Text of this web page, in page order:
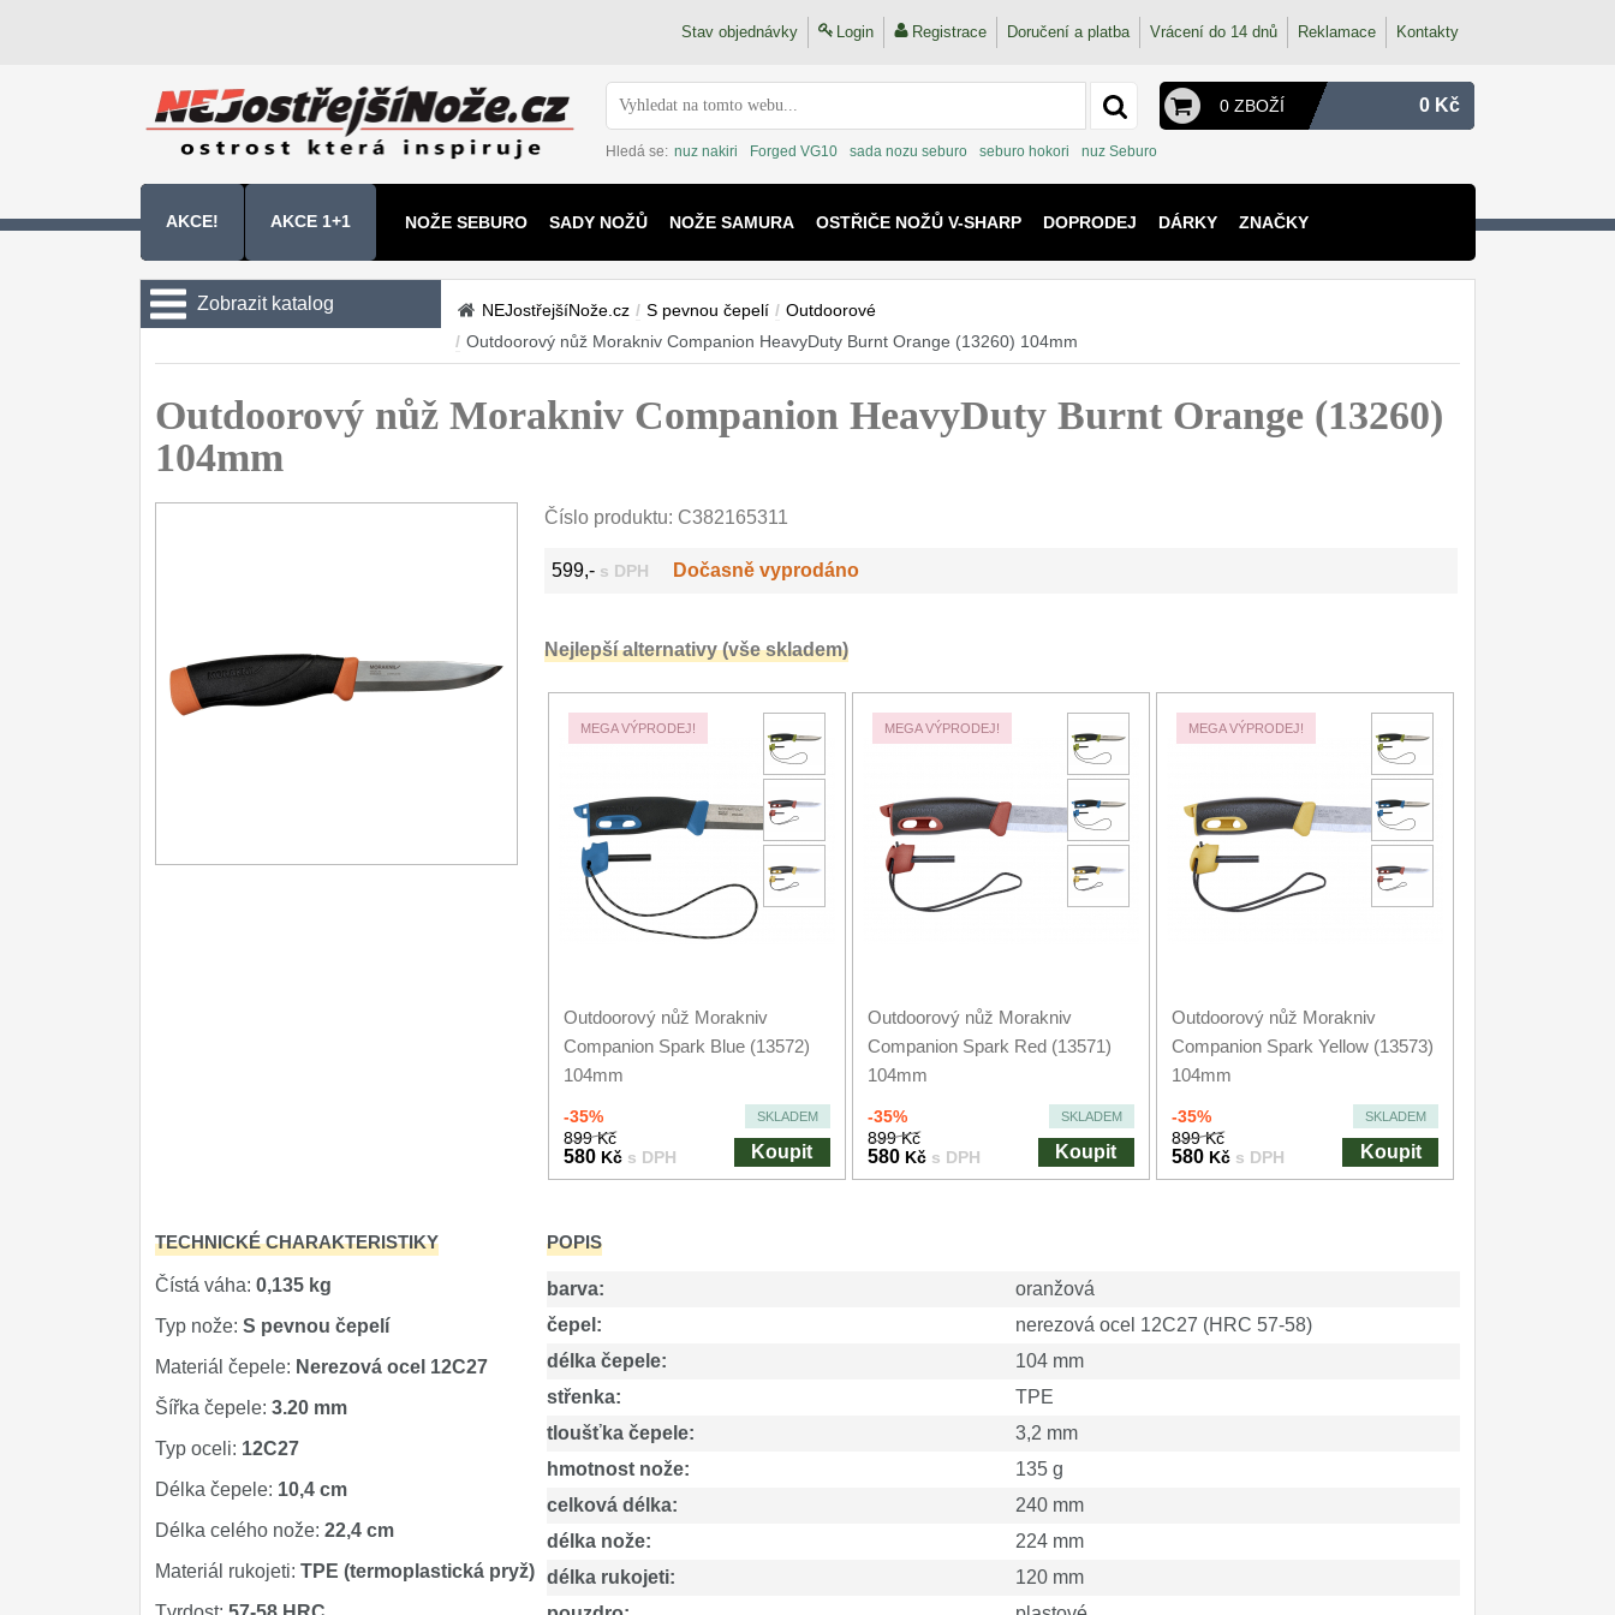
Stav objednávky Login Registrace Doručení a platba Vrácení do 14 dnů Reklamace Kontakty
0 ZBOŽÍ 0 Kč
Hledá se: nuz nakiri Forged VG10 sada nozu seburo seburo hokori nuz Seburo
AKCE! AKCE 1+1 NOŽE SEBURO SADY NOŽŮ NOŽE SAMURA OSTŘIČE NOŽŮ V-SHARP DOPRODEJ DÁRKY ZNAČKY
Zobrazit katalog
Zavírací nože
Nože s pevnou čepelí
Nože SEBURO
NEJostřejšíNože.cz / S pevnou čepelí / Outdoorové
/ Outdoorový nůž Morakniv Companion HeavyDuty Burnt Orange (13260) 104mm
Outdoorový nůž Morakniv Companion HeavyDuty Burnt Orange (13260)
104mm
Číslo produktu: C382165311
599,- s DPH Dočasně vyprodáno
Nejlepší alternativy (vše skladem)
MEGA VÝPRODEJ!
Outdoorový nůž Morakniv
Companion Spark Blue (13572)
104mm
-35% SKLADEM
899 Kč
580 Kč s DPH Koupit
MEGA VÝPRODEJ!
Outdoorový nůž Morakniv
Companion Spark Red (13571)
104mm
-35% SKLADEM
899 Kč
580 Kč s DPH Koupit
MEGA VÝPRODEJ!
Outdoorový nůž Morakniv
Companion Spark Yellow (13573)
104mm
-35% SKLADEM
899 Kč
580 Kč s DPH Koupit
TECHNICKÉ CHARAKTERISTIKY
Čístá váha: 0,135 kg
Typ nože: S pevnou čepelí
Materiál čepele: Nerezová ocel 12C27
Šířka čepele: 3.20 mm
Typ oceli: 12C27
Délka čepele: 10,4 cm
Délka celého nože: 22,4 cm
Materiál rukojeti: TPE (termoplastická pryž)
POPIS
barva:
oranžová
čepel:
nerezová ocel 12C27 (HRC 57-58)
délka čepele:
104 mm
střenka:
TPE
tloušťka čepele:
3,2 mm
hmotnost nože:
135 g
celková délka:
240 mm
délka nože:
224 mm
délka rukojeti:
120 mm